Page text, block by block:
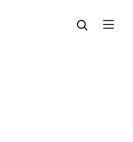
Öppna sök
Öppna menyn